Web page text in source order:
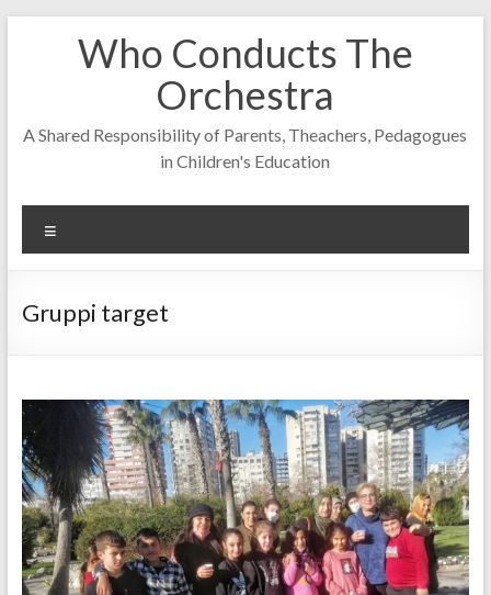
Who Conducts The
Orchestra
A Shared Responsibility of Parents, Theachers, Pedagogues
in Children's Education
Gruppi target